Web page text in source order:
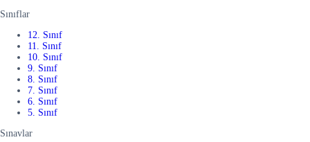
Sınıflar
12. Sınıf
11. Sınıf
10. Sınıf
9. Sınıf
8. Sınıf
7. Sınıf
6. Sınıf
5. Sınıf
Sınavlar